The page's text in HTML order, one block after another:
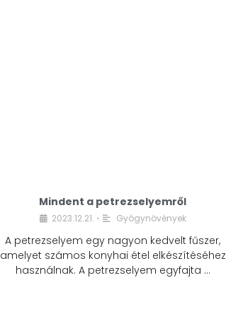
Mindent a petrezselyemről
2023.12.21. • Gyógynövények
A petrezselyem egy nagyon kedvelt fűszer,
amelyet számos konyhai étel elkészítéséhez
használnak. A petrezselyem egyfajta …